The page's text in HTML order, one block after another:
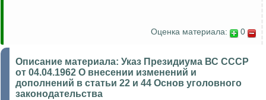
Оценка материала: 0
Описание материала: Указ Президиума ВС СССР
от 04.04.1962 О внесении изменений и
дополнений в статьи 22 и 44 Основ уголовного
законодательства